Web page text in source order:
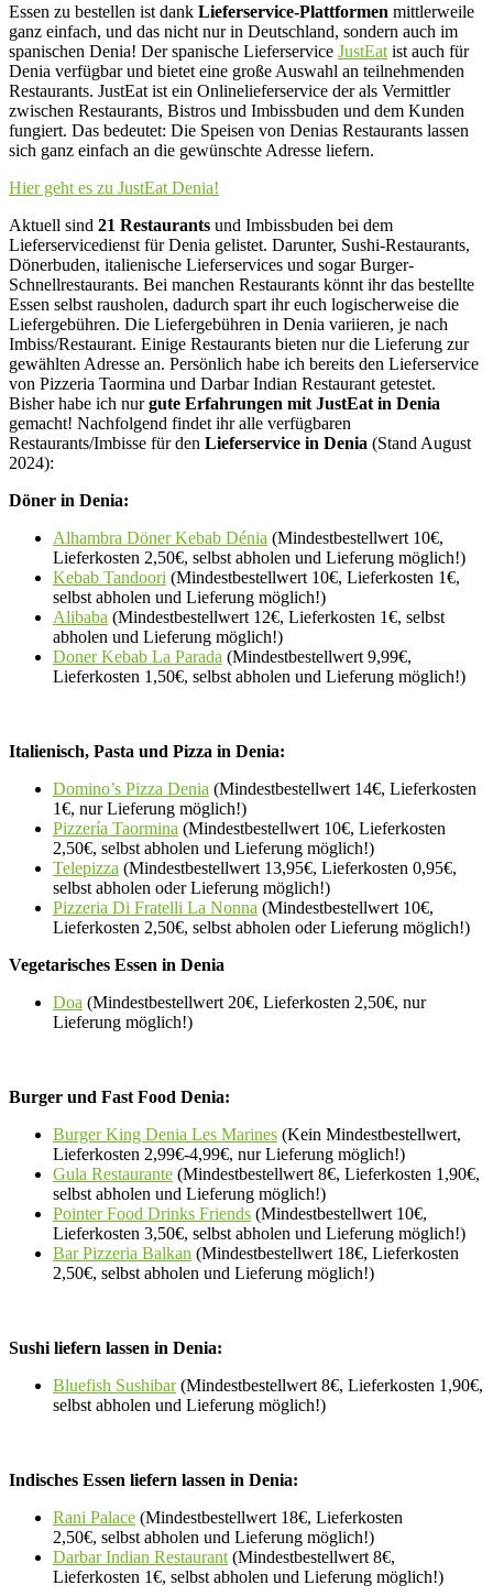
Essen zu bestellen ist dank Lieferservice-Plattformen mittlerweile
ganz einfach, und das nicht nur in Deutschland, sondern auch im
spanischen Denia! Der spanische Lieferservice JustEat ist auch für
Denia verfügbar und bietet eine große Auswahl an teilnehmenden
Restaurants. JustEat ist ein Onlinelieferservice der als Vermittler
zwischen Restaurants, Bistros und Imbissbuden und dem Kunden
fungiert. Das bedeutet: Die Speisen von Denias Restaurants lassen
sich ganz einfach an die gewünschte Adresse liefern.
Hier geht es zu JustEat Denia!
Aktuell sind 21 Restaurants und Imbissbuden bei dem
Lieferservicedienst für Denia gelistet. Darunter, Sushi-Restaurants,
Dönerbuden, italienische Lieferservices und sogar Burger-
Schnellrestaurants. Bei manchen Restaurants könnt ihr das bestellte
Essen selbst rausholen, dadurch spart ihr euch logischerweise die
Liefergebühren. Die Liefergebühren in Denia variieren, je nach
Imbiss/Restaurant. Einige Restaurants bieten nur die Lieferung zur
gewählten Adresse an. Persönlich habe ich bereits den Lieferservice
von Pizzeria Taormina und Darbar Indian Restaurant getestet.
Bisher habe ich nurgute Erfahrungen mit JustEat in Denia
gemacht! Nachfolgend findet ihr alle verfügbaren
Restaurants/Imbisse für den Lieferservice in Denia (Stand August
2024):
Döner in Denia:
Alhambra Döner Kebab Dénia (Mindestbestellwert 10€,
Lieferkosten 2,50€, selbst abholen und Lieferung möglich!)
Kebab Tandoori (Mindestbestellwert 10€, Lieferkosten 1€,
selbst abholen und Lieferung möglich!)
Alibaba (Mindestbestellwert 12€, Lieferkosten 1€, selbst
abholen und Lieferung möglich!)
Doner Kebab La Parada (Mindestbestellwert 9,99€,
Lieferkosten 1,50€, selbst abholen und Lieferung möglich!)
Italienisch, Pasta und Pizza in Denia:
Domino’s Pizza Denia (Mindestbestellwert 14€, Lieferkosten
1€, nur Lieferung möglich!)
Pizzería Taormina (Mindestbestellwert 10€, Lieferkosten
2,50€, selbst abholen und Lieferung möglich!)
Telepizza (Mindestbestellwert 13,95€, Lieferkosten 0,95€,
selbst abholen oder Lieferung möglich!)
Pizzeria Di Fratelli La Nonna (Mindestbestellwert 10€,
Lieferkosten 2,50€, selbst abholen oder Lieferung möglich!)
Vegetarisches Essen in Denia
Doa (Mindestbestellwert 20€, Lieferkosten 2,50€, nur
Lieferung möglich!)
Burger und Fast Food Denia:
Burger King Denia Les Marines (Kein Mindestbestellwert,
Lieferkosten 2,99€-4,99€, nur Lieferung möglich!)
Gula Restaurante (Mindestbestellwert 8€, Lieferkosten 1,90€,
selbst abholen und Lieferung möglich!)
Pointer Food Drinks Friends (Mindestbestellwert 10€,
Lieferkosten 3,50€, selbst abholen und Lieferung möglich!)
Bar Pizzeria Balkan (Mindestbestellwert 18€, Lieferkosten
2,50€, selbst abholen und Lieferung möglich!)
Sushi liefern lassen in Denia:
Bluefish Sushibar(Mindestbestellwert 8€, Lieferkosten 1,90€,
selbst abholen und Lieferung möglich!)
Indisches Essen liefern lassen in Denia:
Rani Palace (Mindestbestellwert 18€, Lieferkosten
2,50€, selbst abholen und Lieferung möglich!)
Darbar Indian Restaurant (Mindestbestellwert 8€,
Lieferkosten 1€, selbst abholen und Lieferung möglich!)